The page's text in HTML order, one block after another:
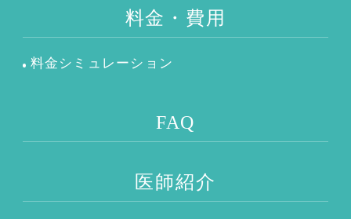
料金・費用
料金シミュレーション
FAQ
医師紹介